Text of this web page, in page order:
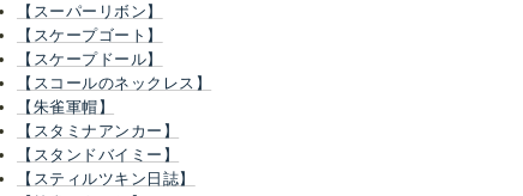
【スーパーリボン】
【スケープゴート】
【スケープドール】
【スコールのネックレス】
【朱雀軍帽】
【スタミナアンカー】
【スタンドバイミー】
【スティルツキン日誌】